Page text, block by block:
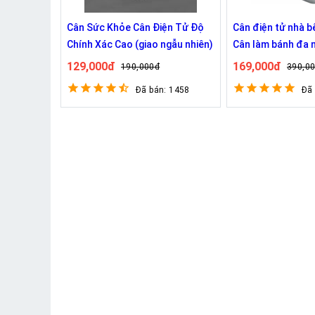
Cân Sức Khỏe Cân Điện Tử Độ
Chính Xác Cao (giao ngẫu nhiên)
129,000đ 190,000đ
Đã bán: 1458
Cân điện tử nhà
Cân làm bánh đa
169,000đ
Đã